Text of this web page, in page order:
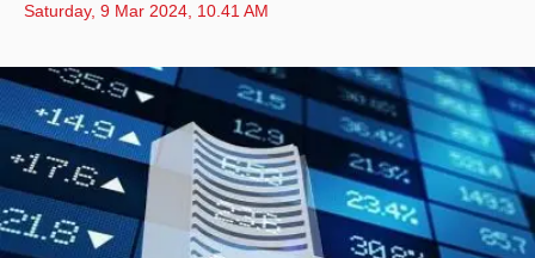
Saturday, 9 Mar 2024, 10.41 AM